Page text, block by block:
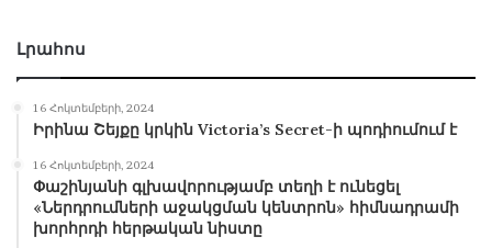
Լրահոս
16 Հոկտեմբերի, 2024
Իրինա Շեյքը կրկին Victoria’s Secret-ի պոդիումում է
16 Հոկտեմբերի, 2024
Փաշինյանի գլխավորությամբ տեղի է ունեցել
«Ներդրումների աջակցման կենտրոն» հիմնադրամի
խորհրդի հերթական նիստը